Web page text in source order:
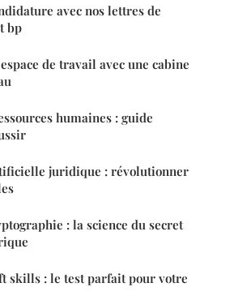
avec nos lettres de
bp
de travail avec une cabine
humaines : guide
juridique : révolutionner
: la science du secret
skills : le test parfait pour votre